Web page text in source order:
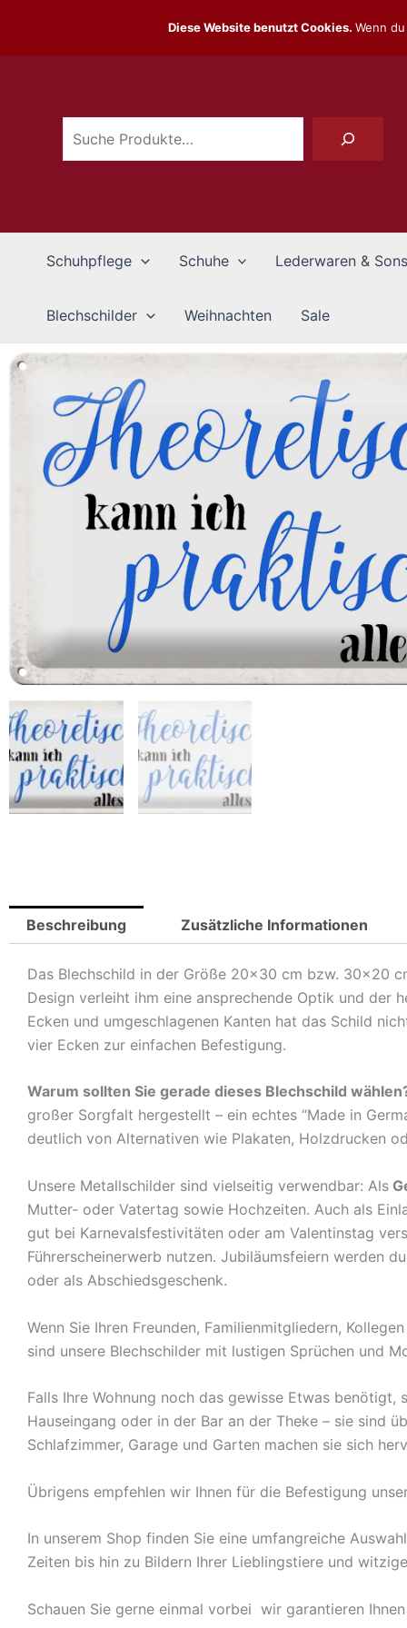
springen Suchen
Schuhpflege Schuhe Lederwaren &
Blechschilder Weihnachten Sale
Beschreibung Zusätzliche Informationen
Das Blechschild in der Größe 20×30 cm bzw. 30×20
Design verleiht ihm eine ansprechende Optik und der
Ecken und umgeschlagenen Kanten hat das Schild
vier Ecken zur einfachen Befestigung.
Warum sollten Sie gerade dieses Blechschild
großer Sorgfalt hergestellt – ein echtes “Made in
deutlich von Alternativen wie Plakaten, Holzdrucken
Unsere Metallschilder sind vielseitig verwendbar: Als
Mutter- oder Vatertag sowie Hochzeiten. Auch als
gut bei Karnevalsfestivitäten oder am Valentinstag
Führerscheinerwerb nutzen. Jubiläumsfeiern werden
oder als Abschiedsgeschenk.
Wenn Sie Ihren Freunden, Familienmitgliedern,
sind unsere Blechschilder mit lustigen Sprüchen und
Falls Ihre Wohnung noch das gewisse Etwas benötigt,
Hauseingang oder in der Bar an der Theke – sie sind
Schlafzimmer, Garage und Garten machen sie sich
Übrigens empfehlen wir Ihnen für die Befestigung
In unserem Shop finden Sie eine umfangreiche
Zeiten bis hin zu Bildern Ihrer Lieblingstiere und
Schauen Sie gerne einmal vorbei  wir garantieren
Diese Website benutzt Cookies. Wenn